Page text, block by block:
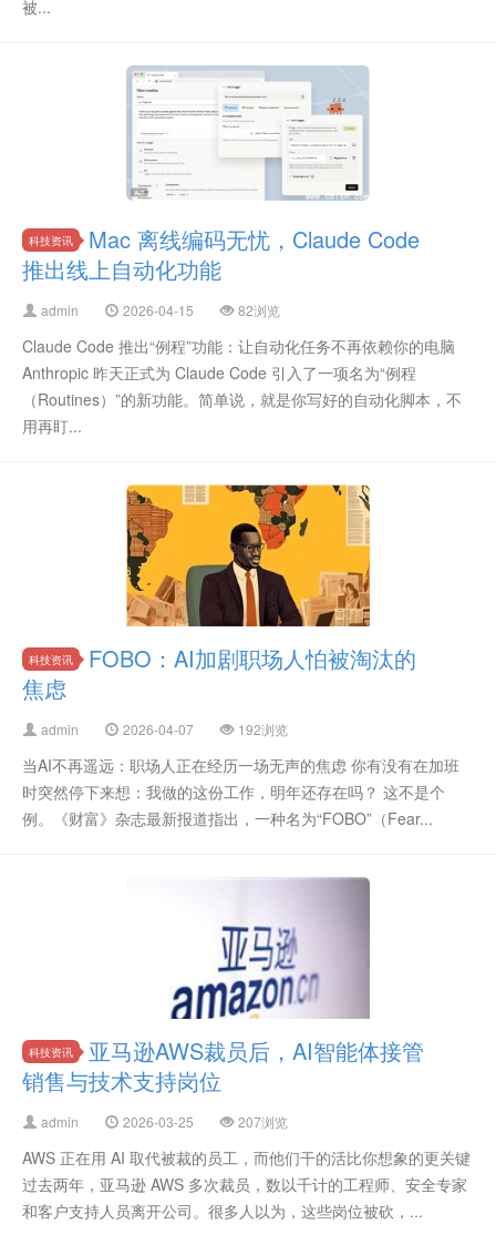
被...
科技资讯
Mac 离线编码无忧，Claude Code
推出线上自动化功能
admin 2026-04-15 82浏览
Claude Code 推出“例程”功能：让自动化任务不再依赖你的电脑
Anthropic 昨天正式为 Claude Code 引入了一项名为“例程
（Routines）”的新功能。简单说，就是你写好的自动化脚本，不
用再盯...
科技资讯
FOBO：AI加剧职场人怕被淘汰的
焦虑
admin 2026-04-07 192浏览
当AI不再遥远：职场人正在经历一场无声的焦虑 你有没有在加班
时突然停下来想：我做的这份工作，明年还存在吗？ 这不是个
例。《财富》杂志最新报道指出，一种名为“FOBO”（Fear...
科技资讯
亚马逊AWS裁员后，AI智能体接管
销售与技术支持岗位
admin 2026-03-25 207浏览
AWS 正在用 AI 取代被裁的员工，而他们干的活比你想象的更关键
过去两年，亚马逊 AWS 多次裁员，数以千计的工程师、安全专家
和客户支持人员离开公司。很多人以为，这些岗位被砍，...